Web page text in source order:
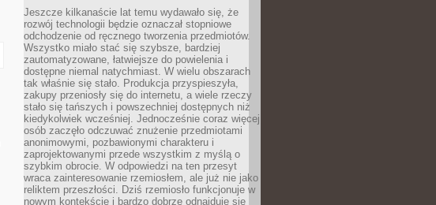
Jeszcze kilkanaście lat temu wydawało się, że
rozwój technologii będzie oznaczał stopniowe
odchodzenie od ręcznego tworzenia przedmiotów.
Wszystko miało stać się szybsze, bardziej
zautomatyzowane, łatwiejsze do powielenia i
dostępne niemal natychmiast. W wielu obszarach
tak właśnie się stało. Produkcja przyspieszyła,
zakupy przeniosły się do internetu, a wiele rzeczy
stało się tańszych i powszechniej dostępnych niż
kiedykolwiek wcześniej. Jednocześnie coraz więcej
osób zaczęło odczuwać znużenie przedmiotami
anonimowymi, pozbawionymi charakteru i
zaprojektowanymi przede wszystkim z myślą o
szybkim obrocie. W odpowiedzi na ten przesyt
wraca zainteresowanie rzemiosłem, ale już nie jako
reliktem przeszłości. Dziś rzemiosło funkcjonuje w
nowym kontekście i bardzo dobrze odnajduje się